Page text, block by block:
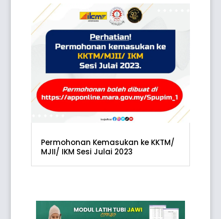
Permohonan Kemasukan ke KKTM/
MJII/ IKM Sesi Julai 2023